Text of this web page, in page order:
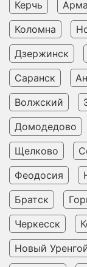
Керчь
Коломна
Дзержинск
Саранск
Волжский
Домодедово
Щелково
Феодосия
Братск
Черкесск
Новый